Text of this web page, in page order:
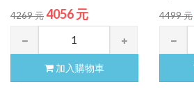
4269 元4056 元
加入購物車
4499 元